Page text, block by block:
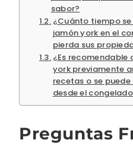
sabor?
¿Cuánto tiempo
jamón york en el
pierda sus
¿Es recomendable
york previamente
recetas o se
desde el
Preguntas